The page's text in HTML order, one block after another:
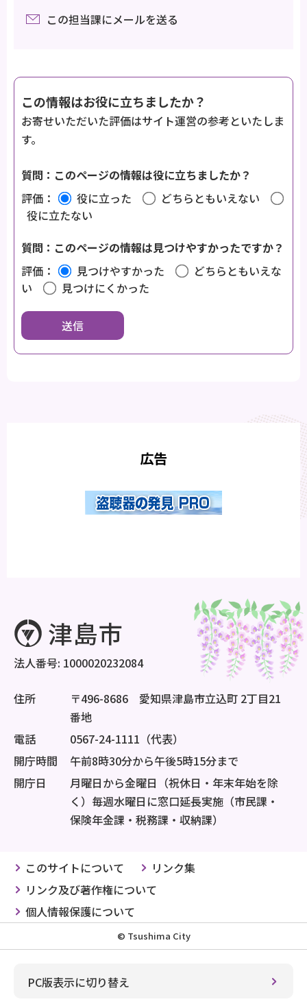
この担当課にメールを送る
この情報はお役に立ちましたか？
お寄せいただいた評価はサイト運営の参考といたしま
す。
質問：このページの情報は役に立ちましたか？
評価：
役に立った
どちらともいえない
役に立たない
質問：このページの情報は見つけやすかったですか？
評価：
見つけやすかった
どちらともいえな
い
見つけにくかった
広告
法人番号: 1000020232084
住所
〒496-8686 愛知県津島市立込町 2丁目21
番地
電話
0567-24-1111（代表）
開庁時間
午前8時30分から午後5時15分まで
開庁日
月曜日から金曜日（祝休日・年末年始を除
く）毎週水曜日に窓口延長実施（市民課・
保険年金課・税務課・収納課）
このサイトについて
リンク集
リンク及び著作権について
個人情報保護について
© Tsushima City
PC版表示に切り替え